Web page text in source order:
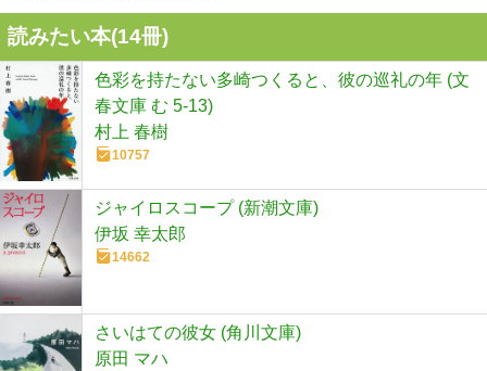
読みたい本(14冊)
色彩を持たない多崎つくると、彼の巡礼の年 (文
春文庫 む 5-13)
村上 春樹
10757
ジャイロスコープ (新潮文庫)
伊坂 幸太郎
14662
さいはての彼女 (角川文庫)
原田 マハ